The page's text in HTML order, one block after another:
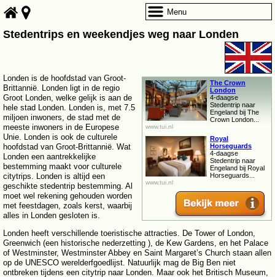
Stedentrips en weekendjes weg naar Londen
The Crown
London
4-daagse
Stedentrip naar
Engeland bij The
Crown London...
www.tui.nl
Royal
Horseguards
4-daagse
Stedentrip naar
Engeland bij Royal
Horseguards...
www.tui.nl
Londen is de hoofdstad van Groot-
Brittannië. Londen ligt in de regio
Groot Londen, welke gelijk is aan de
hele stad Londen. Londen is, met 7.5
miljoen inwoners, de stad met de
meeste inwoners in de Europese
Unie. Londen is ook de culturele
hoofdstad van Groot-Brittannië. Wat
Londen een aantrekkelijke
bestemming maakt voor culturele
citytrips. Londen is altijd een
geschikte stedentrip bestemming. Al
moet wel rekening gehouden worden
met feestdagen, zoals kerst, waarbij
alles in Londen gesloten is.
Londen heeft verschillende toeristische attracties. De Tower of London,
Greenwich (een historische nederzetting ), de Kew Gardens, en het Palace
of Westminster, Westminster Abbey en Saint Margaret’s Church staan allen
op de UNESCO werelderfgoedlijst. Natuurlijk mag de Big Ben niet
ontbreken tijdens een citytrip naar Londen. Maar ook het Britisch Museum,
Menu